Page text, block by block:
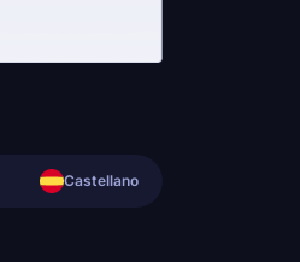
Castellano